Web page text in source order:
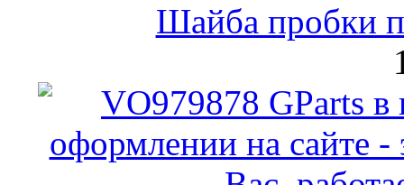
Шайба пробки